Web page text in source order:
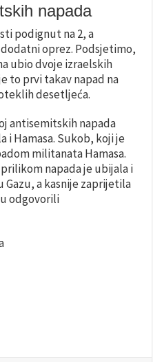
napada
podignut na 2, a
oprez. Podsjetimo,
ubio dvoje izraelskih
to prvi takav napad na
desetljeća.
antisemitskih napada
i Hamasa. Sukob, koji je
militanata Hamasa.
napada je ubijala i
a kasnije zaprijetila
odgovorili